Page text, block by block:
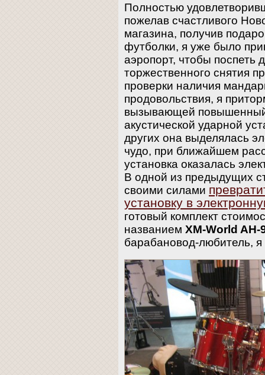
Полностью
пожелав счастливого
магазина, получив
футболки, я уже было
аэропорт, чтобы поспеть
торжественного снятия
проверки наличия
продовольствия, я
вызывающей
акустической ударной
других она выделялась
чудо, при ближайшем
установка оказалась
В одной из предыдущих
своими силами
установку в
готовый комплект
названием XM-World AH-
барабановод-любитель,